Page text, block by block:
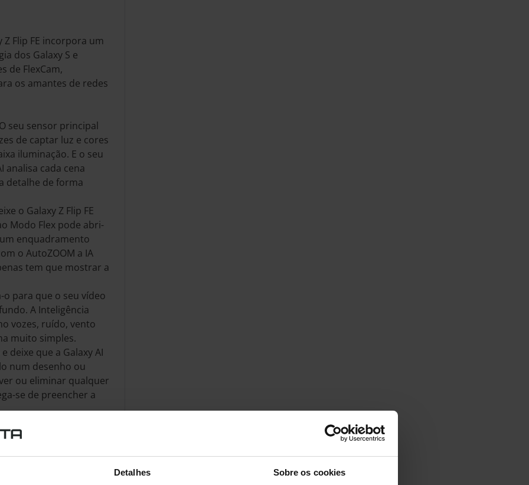
Detalhes Sobre os cookies
Z Flip FE incorpora um
dos Galaxy S e
de FlexCam,
os amantes de redes
O seu sensor principal
de captar luz e cores
iluminação. E o seu
analisa cada cena
detalhe de forma
o Galaxy Z Flip FE
Modo Flex pode abri-
enquadramento
o AutoZOOM a IA
tem que mostrar a
o para que o seu vídeo
A Inteligência
vozes, ruído, vento
muito simples.
deixe que a Galaxy AI
num desenho ou
ou eliminar qualquer
se de preencher a
de abrir o
Assistente de AI dará